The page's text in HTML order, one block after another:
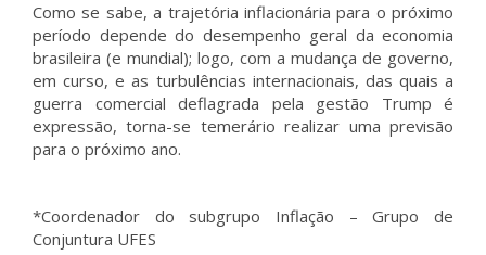
Como se sabe, a trajetória inflacionária para o próximo
período depende do desempenho geral da economia
brasileira (e mundial); logo, com a mudança de governo,
em curso, e as turbulências internacionais, das quais a
guerra comercial deflagrada pela gestão Trump é
expressão, torna-se temerário realizar uma previsão
para o próximo ano.
*Coordenador do subgrupo Inflação – Grupo de
Conjuntura UFES